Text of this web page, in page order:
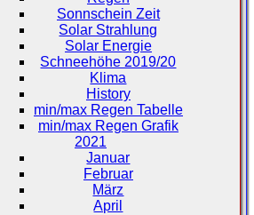
Sonnschein Zeit
Solar Strahlung
Solar Energie
Schneehöhe 2019/20
Klima
History
min/max Regen Tabelle
min/max Regen Grafik
2021
Januar
Februar
März
April